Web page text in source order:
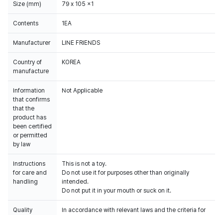
Size (mm) 79 x 105 x1
Contents 1EA
Manufacturer LINE FRIENDS
Country of
manufacture
KOREA
Information
that confirms
that the
product has
been certified
or permitted
by law
Not Applicable
Instructions
for care and
handling
This is not a toy.
Do not use it for purposes other than originally
intended.
Do not put it in your mouth or suck on it.
Quality
In accordance with relevant laws and the criteria for